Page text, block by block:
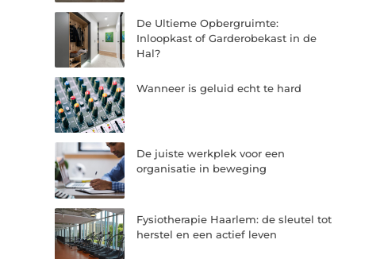
De Ultieme Opbergruimte:
Inloopkast of Garderobekast in de
Hal?
Wanneer is geluid echt te hard
De juiste werkplek voor een
organisatie in beweging
Fysiotherapie Haarlem: de sleutel tot
herstel en een actief leven